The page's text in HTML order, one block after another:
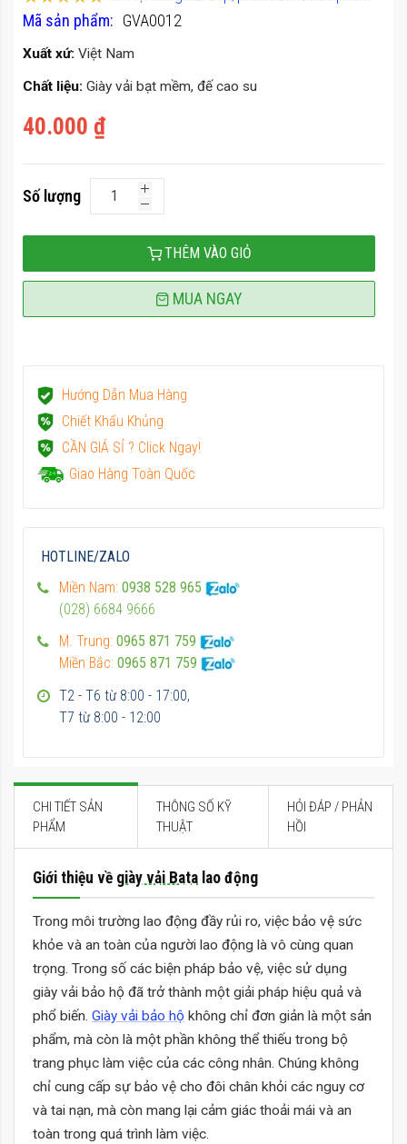
thư
viện
ảnh
Mã sản phẩm GVA0012
100
% of100
40.000 ₫
Xuất xứ: Việt Nam
Chất liệu: Giày vải bạt mềm, đế cao su
Số lượng
THÊM VÀO GIỎ
MUA NGAY
Hướng Dẫn Mua Hàng
Chiết Khấu Khủng
CẦN GIÁ SỈ ? Click Ngay!
Giao Hàng Toàn Quốc
HOTLINE/ZALO
Miền Nam: 0938 528 965
(028) 6684 9666
M. Trung: 0965 871 759
Miền Bắc: 0965 871 759
T2 - T6 từ 8:00 - 17:00,
T7 từ 8:00 - 12:00
CHI TIẾT SẢN
PHẨM
THÔNG SỐ KỸ
THUẬT
HỎI ĐÁP / PHẢN
HỒI
Giới thiệu về giày vải Bata lao động
Trong môi trường lao động đầy rủi ro, việc bảo vệ sức
khỏe và an toàn của người lao động là vô cùng quan
trọng. Trong số các biện pháp bảo vệ, việc sử dụng
giày vải bảo hộ đã trở thành một giải pháp hiệu quả và
phổ biến. Giày vải bảo hộ không chỉ đơn giản là một sản
phẩm, mà còn là một phần không thể thiếu trong bộ
trang phục làm việc của các công nhân. Chúng không
chỉ cung cấp sự bảo vệ cho đôi chân khỏi các nguy cơ
và tai nạn, mà còn mang lại cảm giác thoải mái và an
toàn trong quá trình làm việc.